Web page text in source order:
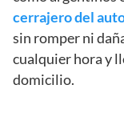
cerrajero del
sin romper ni
cualquier hora y
domicilio.